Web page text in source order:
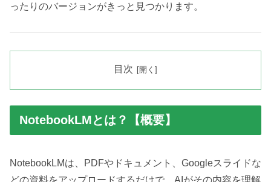
ったりのバージョンがきっと見つかります。
目次
NotebookLMとは？【概要】
NotebookLMは、PDFやドキュメント、Googleスライドな
どの資料をアップロードするだけで、AIがその内容を理解